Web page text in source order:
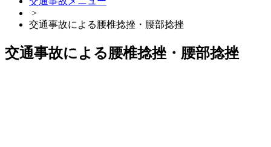
>
交通事故による腰椎捻挫・腰部捻挫
交通事故による腰椎捻挫・腰部捻挫